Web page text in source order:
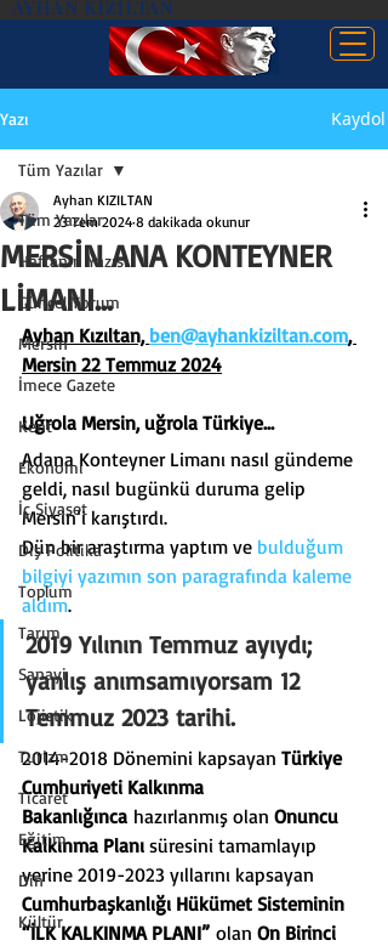
AYHAN KIZILTAN
Yazı Kaydol
Tüm Yazılar
Haftanın Yazısı
Güncel Yorum
Mersin
İmece Gazete
Kent
Ekonomi
İç Siyaset
Dış Politika
Toplum
Tarım
Sanayi
Lojistik
Turizm
Ticaret
Eğitim
Din
Kültür
Tüm Yazılar
MERSİN ANA KONTEYNER
LİMANI…
Ayhan KIZILTAN
23 Tem 2024 8 dakikada okunur
Ayhan Kızıltan, ben@ayhankiziltan.com,
Mersin 22 Temmuz 2024
Uğrola Mersin, uğrola Türkiye…
Adana Konteyner Limanı nasıl gündeme
geldi, nasıl bugünkü duruma gelip
Mersin’i karıştırdı.
Dün bir araştırma yaptım ve bulduğum
bilgiyi yazımın son paragrafında kaleme
aldım.
2019 Yılının Temmuz ayıydı;
yanlış anımsamıyorsam 12
Temmuz 2023 tarihi.
2014-2018 Dönemini kapsayan Türkiye
Cumhuriyeti Kalkınma
Bakanlığınca hazırlanmış olan Onuncu
Kalkınma Planı süresini tamamlayıp
yerine 2019-2023 yıllarını kapsayan
Cumhurbaşkanlığı Hükümet Sisteminin
“İLK KALKINMA PLANI” olan On Birinci